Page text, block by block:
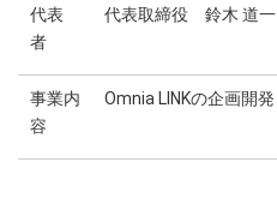
代表
者
代表取締役 鈴木 道一
事業内
容
Omnia LINKの企画開発